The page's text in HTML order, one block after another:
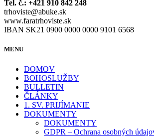
Tel. č.: +421 910 842 248
trhoviste@abuke.sk
www.faratrhoviste.sk
IBAN SK21 0900 0000 0000 9101 6568
MENU
DOMOV
BOHOSLUŽBY
BULLETIN
ČLÁNKY
1. SV. PRIJÍMANIE
DOKUMENTY
DOKUMENTY
GDPR – Ochrana osobných